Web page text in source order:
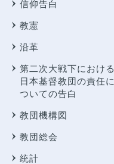
信仰告白
教憲
沿革
第二次大戦下における
日本基督教団の責任に
ついての告白
教団機構図
教団総会
統計